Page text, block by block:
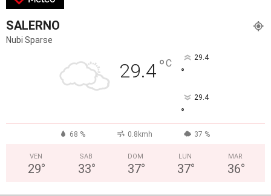
SALERNO
Nubi Sparse
29.4°C 29.4
°
29.4
°
68 % 0.8kmh 37 %
VEN
29°
SAB
33°
DOM
37°
LUN
37°
MAR
36°